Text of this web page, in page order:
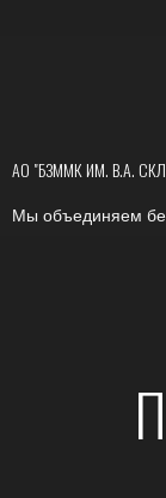
АО "БЗММК ИМ. В.А.
Мы объединяем